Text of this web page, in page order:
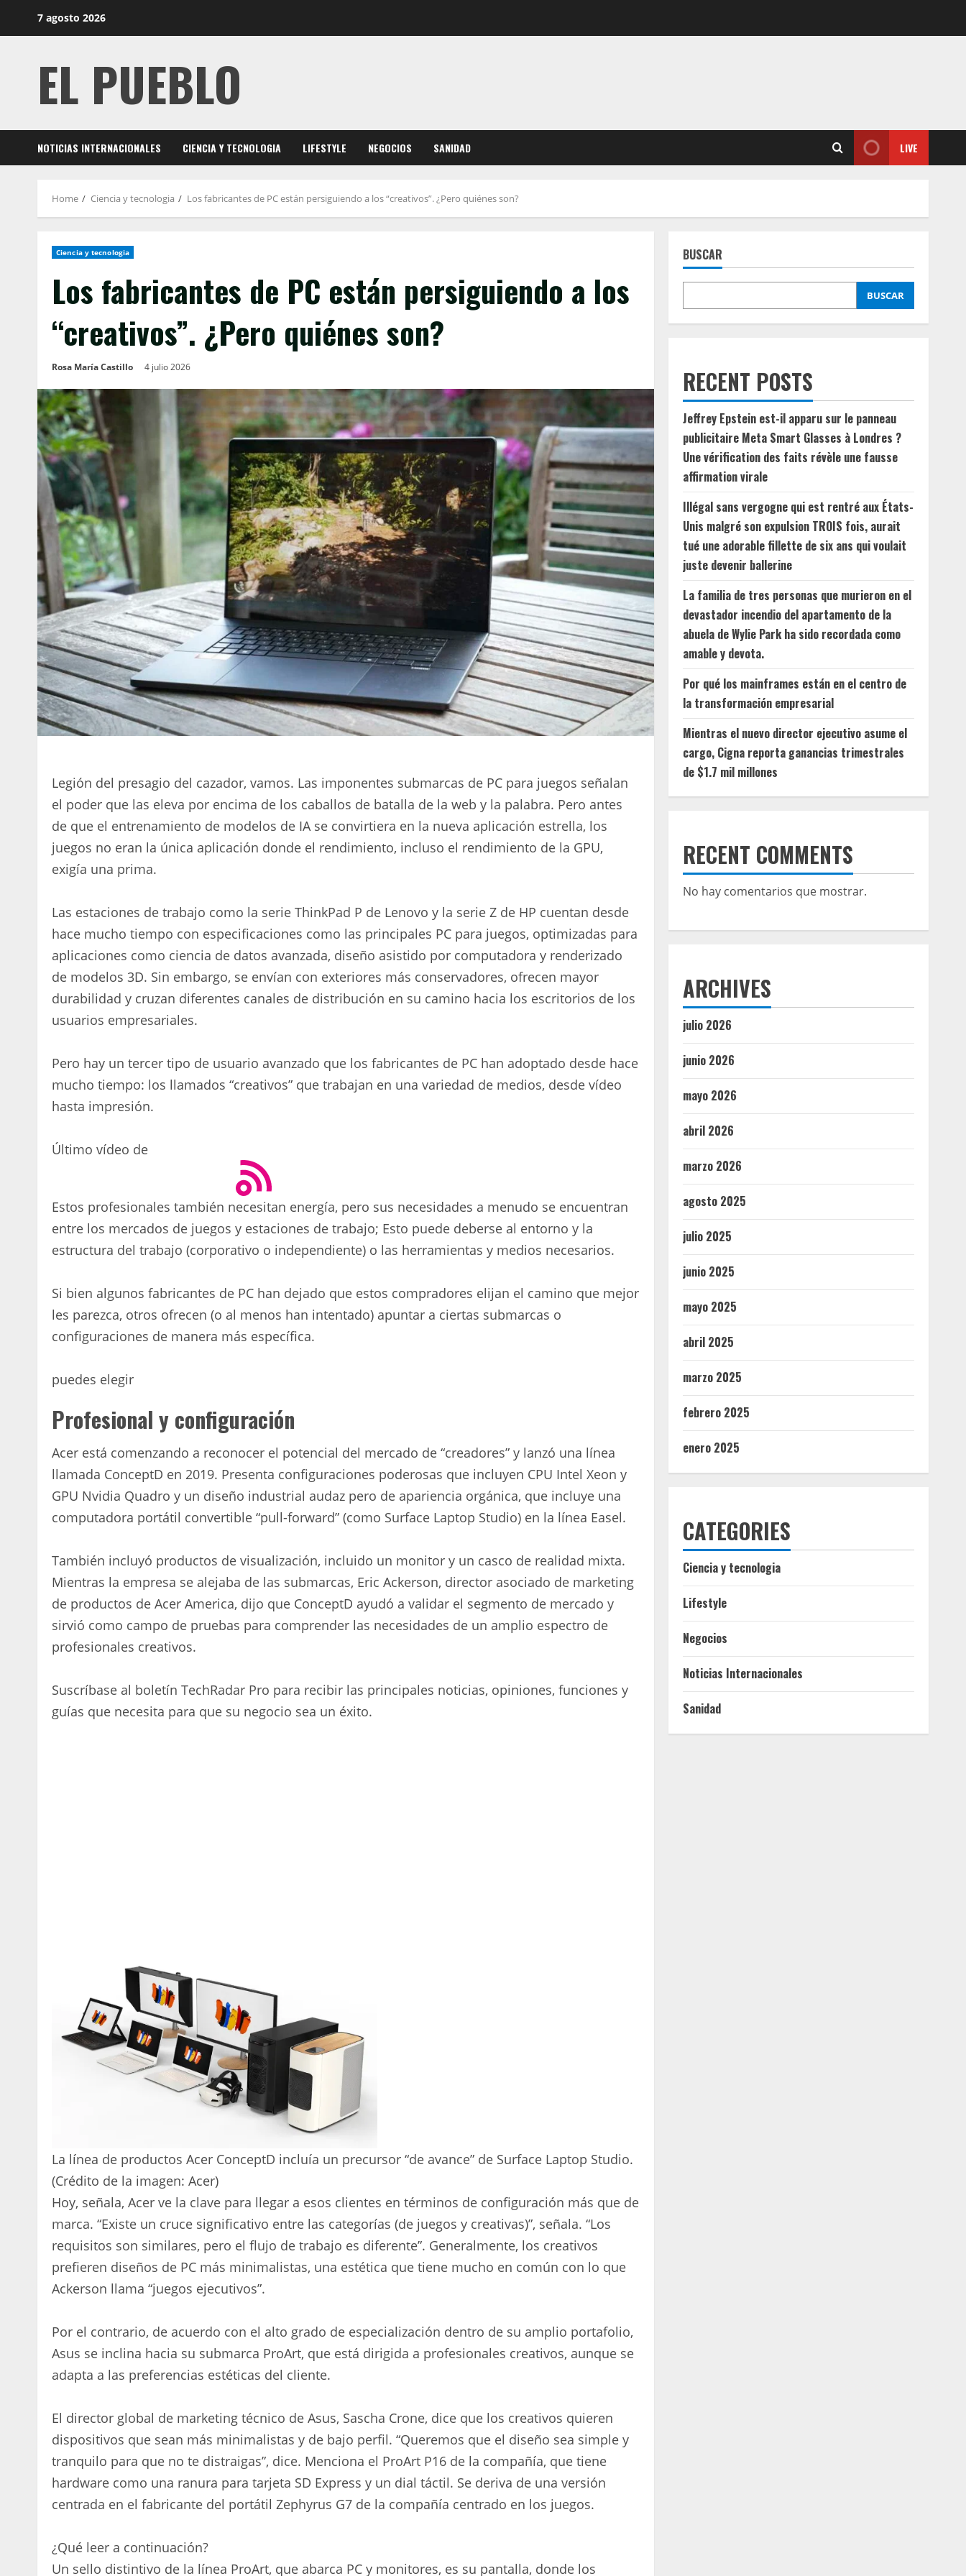
7 agosto 2026
EL PUEBLO
NOTICIAS INTERNACIONALES CIENCIA Y TECNOLOGIA LIFESTYLE NEGOCIOS SANIDAD LIVE
Home Ciencia y tecnologia Los fabricantes de PC están persiguiendo a los “creativos”. ¿Pero quiénes son?
Ciencia y tecnologia
Los fabricantes de PC están persiguiendo a los
“creativos”. ¿Pero quiénes son?
Rosa María Castillo 4 julio 2026
Legión del presagio del cazador, vamos. Las imponentes submarcas de PC para juegos señalan
el poder que las eleva por encima de los caballos de batalla de la web y la palabra. Pero antes
de que el entrenamiento de modelos de IA se convirtiera en la nueva aplicación estrella, los
juegos no eran la única aplicación donde el rendimiento, incluso el rendimiento de la GPU,
exigía una prima.
Las estaciones de trabajo como la serie ThinkPad P de Lenovo y la serie Z de HP cuentan desde
hace mucho tiempo con especificaciones como las principales PC para juegos, optimizadas para
aplicaciones como ciencia de datos avanzada, diseño asistido por computadora y renderizado
de modelos 3D. Sin embargo, se envían con exteriores más conservadores, ofrecen mayor
durabilidad y cruzan diferentes canales de distribución en su camino hacia los escritorios de los
usuarios empresariales.
Pero hay un tercer tipo de usuario avanzado que los fabricantes de PC han adoptado desde hace
mucho tiempo: los llamados “creativos” que trabajan en una variedad de medios, desde vídeo
hasta impresión.
Último vídeo de
Estos profesionales también necesitan energía, pero sus necesidades a menudo se encuentran
entre los mercados de juegos y estaciones de trabajo; Esto puede deberse al entorno y la
estructura del trabajo (corporativo o independiente) o las herramientas y medios necesarios.
Si bien algunos fabricantes de PC han dejado que estos compradores elijan el camino que mejor
les parezca, otros ofrecen (o al menos han intentado) apuntar a ciertas submarcas o
configuraciones de manera más específica.
puedes elegir
Profesional y configuración
Acer está comenzando a reconocer el potencial del mercado de “creadores” y lanzó una línea
llamada ConceptD en 2019. Presenta configuraciones poderosas que incluyen CPU Intel Xeon y
GPU Nvidia Quadro y un diseño industrial audaz pero de apariencia orgánica, que incluye una
computadora portátil convertible “pull-forward” (como Surface Laptop Studio) en la línea Easel.
También incluyó productos de visualización, incluido un monitor y un casco de realidad mixta.
Mientras la empresa se alejaba de las submarcas, Eric Ackerson, director asociado de marketing
de productos de Acer America, dijo que ConceptD ayudó a validar el segmento de mercado y
sirvió como campo de pruebas para comprender las necesidades de un amplio espectro de
profesionales creativos.
Suscríbase al boletín TechRadar Pro para recibir las principales noticias, opiniones, funciones y
guías que necesita para que su negocio sea un éxito.
La línea de productos Acer ConceptD incluía un precursor “de avance” de Surface Laptop Studio.
(Crédito de la imagen: Acer)
Hoy, señala, Acer ve la clave para llegar a esos clientes en términos de configuración más que de
marca. “Existe un cruce significativo entre las categorías (de juegos y creativas)”, señala. “Los
requisitos son similares, pero el flujo de trabajo es diferente”. Generalmente, los creativos
prefieren diseños de PC más minimalistas, una estética que tiene mucho en común con lo que
Ackerson llama “juegos ejecutivos”.
Por el contrario, de acuerdo con el alto grado de especialización dentro de su amplio portafolio,
Asus se inclina hacia su submarca ProArt, que está dirigida a profesionales creativos, aunque se
adapta a las preferencias estéticas del cliente.
El director global de marketing técnico de Asus, Sascha Crone, dice que los creativos quieren
dispositivos que sean más minimalistas y de bajo perfil. “Queremos que el diseño sea simple y
tranquilo para que no te distraigas”, dice. Menciona el ProArt P16 de la compañía, que tiene
hardware como una ranura para tarjeta SD Express y un dial táctil. Se deriva de una versión
centrada en el fabricante del portátil Zephyrus G7 de la compañía centrado en los juegos.
¿Qué leer a continuación?
Un sello distintivo de la línea ProArt, que abarca PC y monitores, es su pantalla, donde los
BUSCAR
BUSCAR
RECENT POSTS
Jeffrey Epstein est-il apparu sur le panneau
publicitaire Meta Smart Glasses à Londres ?
Une vérification des faits révèle une fausse
affirmation virale
Illégal sans vergogne qui est rentré aux États-
Unis malgré son expulsion TROIS fois, aurait
tué une adorable fillette de six ans qui voulait
juste devenir ballerine
La familia de tres personas que murieron en el
devastador incendio del apartamento de la
abuela de Wylie Park ha sido recordada como
amable y devota.
Por qué los mainframes están en el centro de
la transformación empresarial
Mientras el nuevo director ejecutivo asume el
cargo, Cigna reporta ganancias trimestrales
de $1.7 mil millones
RECENT COMMENTS
No hay comentarios que mostrar.
ARCHIVES
julio 2026
junio 2026
mayo 2026
abril 2026
marzo 2026
agosto 2025
julio 2025
junio 2025
mayo 2025
abril 2025
marzo 2025
febrero 2025
enero 2025
CATEGORIES
Ciencia y tecnologia
Lifestyle
Negocios
Noticias Internacionales
Sanidad